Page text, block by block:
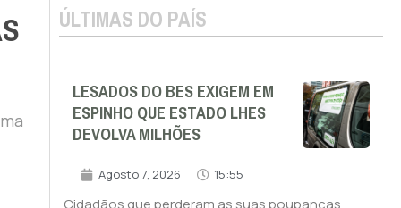
ÚLTIMAS DO PAÍS
LESADOS DO BES EXIGEM EM
ESPINHO QUE ESTADO LHES
DEVOLVA MILHÕES
Agosto 7, 2026 15:55